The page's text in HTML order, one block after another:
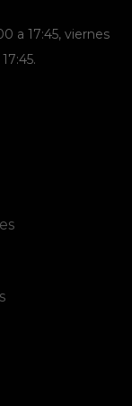
a 17:45, viernes